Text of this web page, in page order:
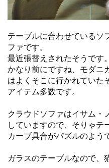
テーブルに合わせているソ
ファです。
最近張替えされたそうです
かなり前にですね、モダニ
はよくそこに行かれていた
アイテム多数です。
クラウドソファはイサム・
していますので、そりゃテ
カーブ具合がパズルのよう
ガラスのテーブルなので、